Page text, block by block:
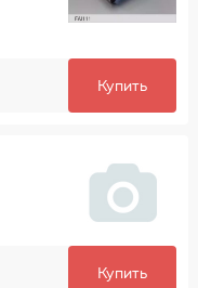
Купить
Купить